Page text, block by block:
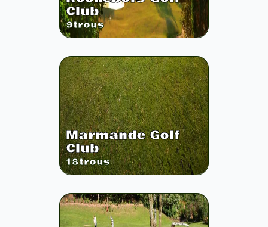
Club
9trous
Marmande Golf
Club
18trous